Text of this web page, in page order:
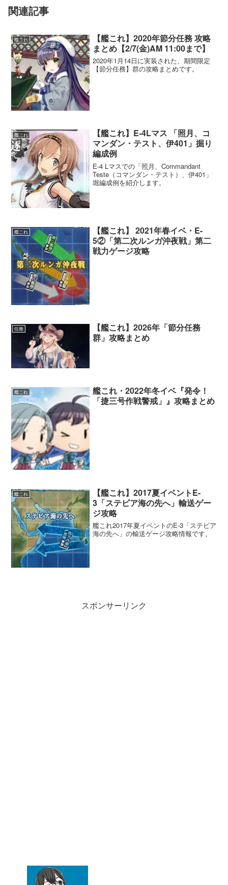
関連記事
艦これ
【艦これ】2020年節分任務 攻略
まとめ【2/7(金)AM 11:00まで】
2020年1月14日に実装された、期間限定
【節分任務】群の攻略まとめです。
艦これ
【艦これ】E-4Lマス 「照月、コ
マンダン・テスト、伊401」掘り
編成例
E-4 Lマスでの「照月、Commandant
Teste（コマンダン・テスト）、伊401」
堀編成例を紹介します。
艦これ
【艦これ】 2021年春イベ・E-
5②「第二次ルンガ沖夜戦」第二
戦力ゲージ攻略
任務
【艦これ】2026年「節分任務
群」攻略まとめ
艦これ
艦これ・2022年冬イベ『発令！
「捷三号作戦警戒」』攻略まとめ
艦これ
【艦これ】2017夏イベントE-
3「ステビア海の先へ」輸送ゲー
ジ攻略
艦これ2017年夏イベントのE-3「ステビア
海の先へ」の輸送ゲージ攻略情報です。
スポンサーリンク